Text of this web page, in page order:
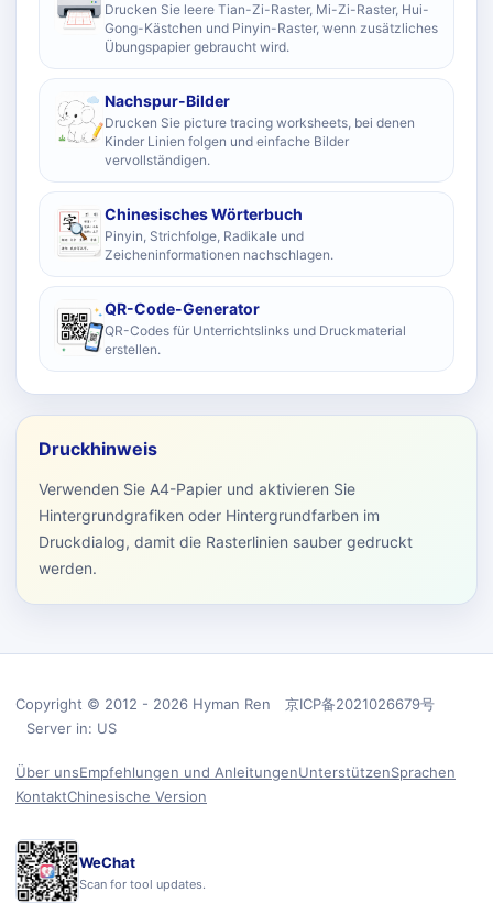
Drucken Sie leere Tian-Zi-Raster, Mi-Zi-Raster, Hui-
Gong-Kästchen und Pinyin-Raster, wenn zusätzliches
Übungspapier gebraucht wird.
Nachspur-Bilder
Drucken Sie picture tracing worksheets, bei denen
Kinder Linien folgen und einfache Bilder
vervollständigen.
Chinesisches Wörterbuch
Pinyin, Strichfolge, Radikale und
Zeicheninformationen nachschlagen.
QR-Code-Generator
QR-Codes für Unterrichtslinks und Druckmaterial
erstellen.
Druckhinweis
Verwenden Sie A4-Papier und aktivieren Sie
Hintergrundgrafiken oder Hintergrundfarben im
Druckdialog, damit die Rasterlinien sauber gedruckt
werden.
Copyright © 2012 - 2026 Hyman Ren 京ICP备2021026679号
Server in: US
Über unsEmpfehlungen und AnleitungenUnterstützenSprachen
KontaktChinesische Version
WeChat
Scan for tool updates.